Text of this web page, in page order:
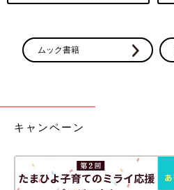
ムック書籍
キャンペーン